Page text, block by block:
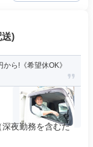
)
ら!《希望休OK》
夜勤務を含むた